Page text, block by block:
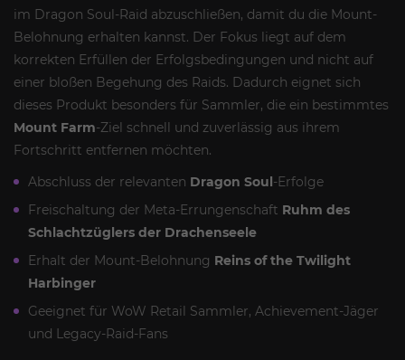
im Dragon Soul-Raid abzuschließen, damit du die Mount-
Belohnung erhalten kannst. Der Fokus liegt auf dem
korrekten Erfüllen der Erfolgsbedingungen und nicht auf
einer bloßen Begehung des Raids. Dadurch eignet sich
dieses Produkt besonders für Sammler, die ein bestimmtes
Mount Farm-Ziel schnell und zuverlässig aus ihrem
Fortschritt entfernen möchten.
Abschluss der relevanten Dragon Soul-Erfolge
Freischaltung der Meta-Errungenschaft Ruhm des
Schlachtzüglers der Drachenseele
Erhalt der Mount-Belohnung Reins of the Twilight
Harbinger
Geeignet für WoW Retail Sammler, Achievement-Jäger
und Legacy-Raid-Fans